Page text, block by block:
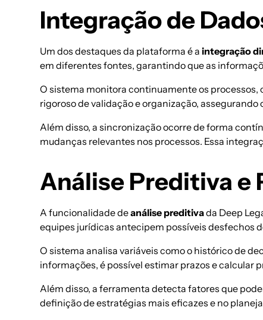
Integração de
Um dos destaques da plataforma é aintegração
em diferentes fontes, garantindo que as
O sistema monitora continuamente os
rigoroso de validação e organização,
Além disso, a sincronização ocorre de forma
mudanças relevantes nos processos. Essa
Análise Preditiva e
A funcionalidade deanálise preditivada Deep
equipes jurídicas antecipem possíveis desfechos
O sistema analisa variáveis como o histórico de
informações, é possível estimar prazos e calcular
Além disso, a ferramenta detecta fatores que
definição deestratégias mais eficazes e no